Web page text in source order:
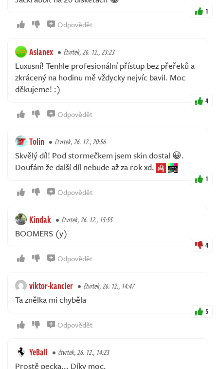
1
Odpovědět
Aslanex čtvrtek, 26. 12., 23:23
Luxusní! Tenhle profesionální přístup bez přeřeků a
zkrácený na hodinu mě vždycky nejvíc bavil. Moc
děkujeme! :)
4
Odpovědět
Tolin čtvrtek, 26. 12., 20:56
Skvělý díl! Pod stormečkem jsem skin dostal 😀.
Doufám že další díl nebude až za rok xd.
1
Odpovědět
Kindak čtvrtek, 26. 12., 15:55
BOOMERS (y)
4
Odpovědět
viktor-kancler čtvrtek, 26. 12., 14:47
Ta znělka mi chyběla
5
Odpovědět
YeBall čtvrtek, 26. 12., 14:23
Prostě pecka... Díky moc.